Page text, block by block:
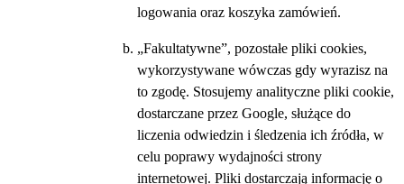
logowania oraz koszyka zamówień.
„Fakultatywne”, pozostałe pliki cookies,
wykorzystywane wówczas gdy wyrazisz na
to zgodę. Stosujemy analityczne pliki cookie,
dostarczane przez Google, służące do
liczenia odwiedzin i śledzenia ich źródła, w
celu poprawy wydajności strony
internetowej. Pliki dostarczają informację o